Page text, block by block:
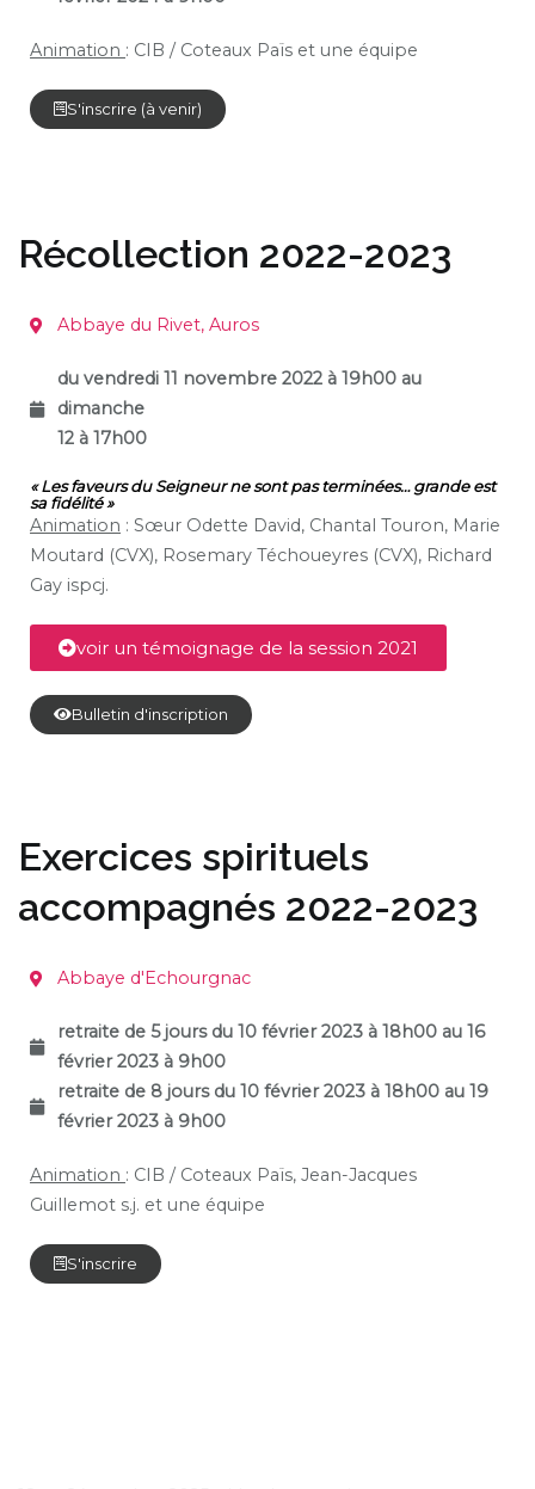
Animation : CIB / Coteaux Païs et une équipe
S'inscrire (à venir)
Récollection 2022-2023
Abbaye du Rivet, Auros
du vendredi 11 novembre 2022 à 19h00 au
dimanche
12 à 17h00
« Les faveurs du Seigneur ne sont pas terminées… grande est
sa fidélité »
Animation : Sœur Odette David, Chantal Touron, Marie
Moutard (CVX), Rosemary Téchoueyres (CVX), Richard
Gay ispcj.
voir un témoignage de la session 2021
Bulletin d'inscription
Exercices spirituels
accompagnés 2022-2023
Abbaye d'Echourgnac
retraite de 5 jours du 10 février 2023 à 18h00 au 16
février 2023 à 9h00
retraite de 8 jours du 10 février 2023 à 18h00 au 19
février 2023 à 9h00
Animation : CIB / Coteaux Païs, Jean-Jacques
Guillemot s.j. et une équipe
S'inscrire